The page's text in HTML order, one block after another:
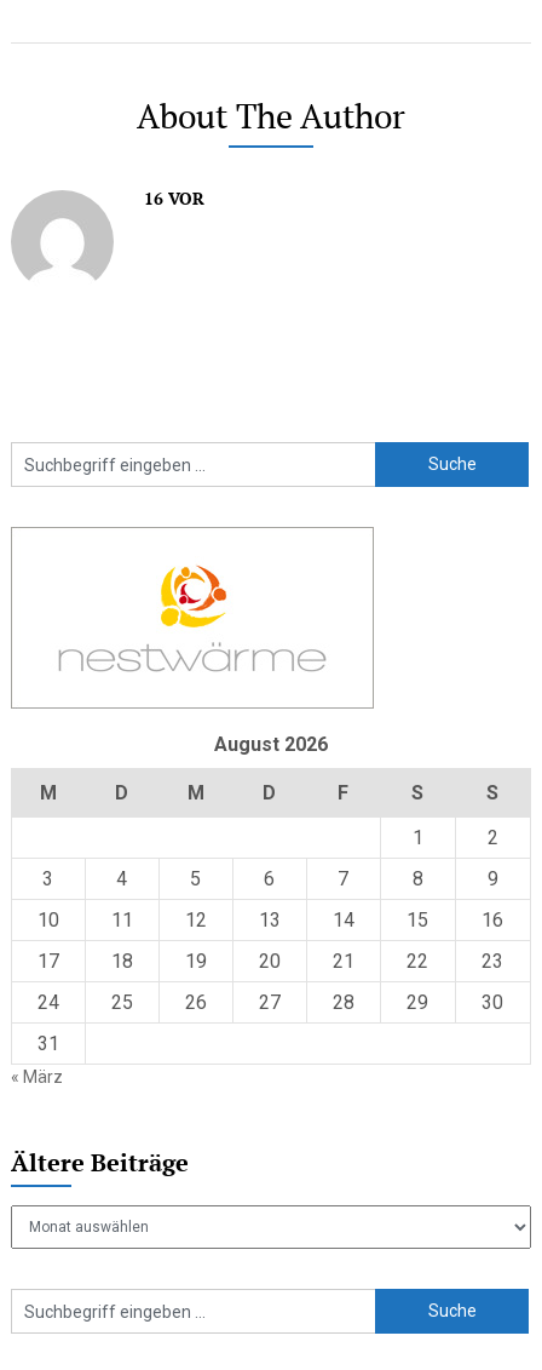
About The Author
16 VOR
August 2026
M D M D F S
S
1
2
3
4 5 6 7 8
9
10
11 12 13 14 15
16
17
18 19 20 21 22
23
24
25 26 27 28 29
30
31
« März
Ältere Beiträge